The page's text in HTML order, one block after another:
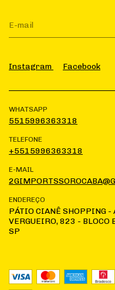
Instagram Facebook
WHATSAPP
5515996363318
TELEFONE
+5515996363318
E-MAIL
ENDEREÇO
PÁTIO CIANÊ SHOPPING -
VERGUEIRO, 823 - BLOCO
SP